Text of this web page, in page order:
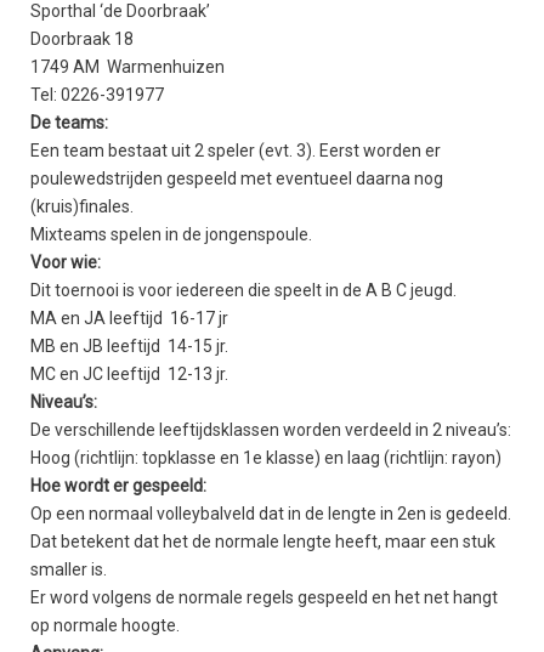
Sporthal ‘de Doorbraak’
Doorbraak 18
1749 AM Warmenhuizen
Tel: 0226-391977
De teams:
Een team bestaat uit 2 speler (evt. 3). Eerst worden er
poulewedstrijden gespeeld met eventueel daarna nog
(kruis)finales.
Mixteams spelen in de jongenspoule.
Voor wie:
Dit toernooi is voor iedereen die speelt in de A B C jeugd.
MA en JA leeftijd 16-17 jr
MB en JB leeftijd 14-15 jr.
MC en JC leeftijd 12-13 jr.
Niveau’s:
De verschillende leeftijdsklassen worden verdeeld in 2 niveau’s:
Hoog (richtlijn: topklasse en 1e klasse) en laag (richtlijn: rayon)
Hoe wordt er gespeeld:
Op een normaal volleybalveld dat in de lengte in 2en is gedeeld.
Dat betekent dat het de normale lengte heeft, maar een stuk
smaller is.
Er word volgens de normale regels gespeeld en het net hangt
op normale hoogte.